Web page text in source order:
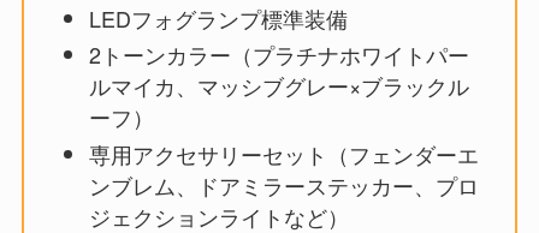
LEDフォグランプ標準装備
2トーンカラー（プラチナホワイトパー
ルマイカ、マッシブグレー×ブラックル
ーフ）
専用アクセサリーセット（フェンダーエ
ンブレム、ドアミラーステッカー、プロ
ジェクションライトなど）